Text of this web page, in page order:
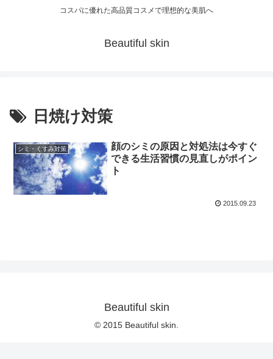
コスパに優れた高品質コスメで理想的な美肌へ
Beautiful skin
日焼け対策
シミ・くすみ対策
顔のシミの原因と対処法は今すぐ
できる生活習慣の見直しがポイン
ト
2015.09.23
Beautiful skin
© 2015 Beautiful skin.